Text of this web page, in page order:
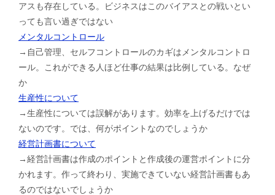
アスも存在している。ビジネスはこのバイアスとの戦いとい
っても言い過ぎではない
メンタルコントロール
→自己管理、セルフコントロールのカギはメンタルコントロ
ール。これができる人ほど仕事の結果は比例している。なぜ
か
生産性について
→生産性については誤解があります。効率を上げるだけでは
ないのです。では、何がポイントなのでしょうか
経営計画書について
→経営計画書は作成のポイントと作成後の運営ポイントに分
かれます。作って終わり、実施できていない経営計画書もあ
るのではないでしょうか